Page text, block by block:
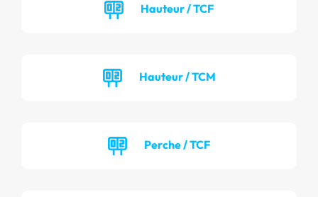
Hauteur / TCF
Hauteur / TCM
Perche / TCF